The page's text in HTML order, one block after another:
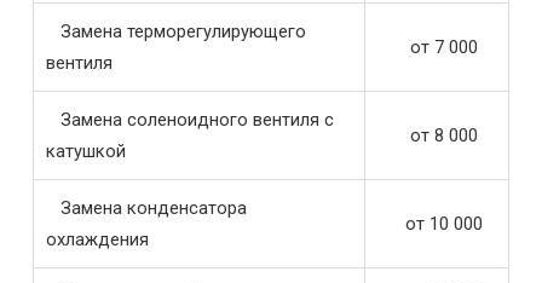
Замена терморегулирующего
вентиля
от 7 000
Замена соленоидного вентиля с
катушкой
от 8 000
Замена конденсатора
охлаждения
от 10 000